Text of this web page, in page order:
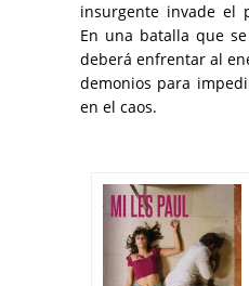
insurgente invade el
En una batalla que
deberá enfrentar al
demonios para
en el caos.